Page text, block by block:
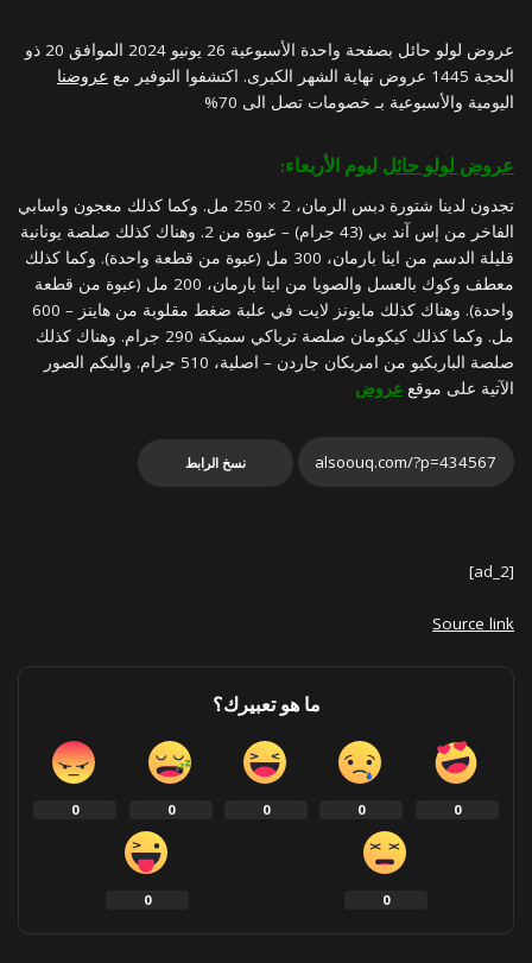
عروض لولو حائل بصفحة واحدة الأسبوعية 26 يونيو 2024 الموافق 20 ذو
الحجة 1445 عروض نهاية الشهر الكبرى. اكتشفوا التوفير مع
عروضنا
اليومية والأسبوعية بـ خصومات تصل الى 70%
عروض لولو حائل ليوم الأربعاء:
تجدون لدينا شتورة دبس الرمان، 2 × 250 مل. وكما كذلك معجون واسابي
الفاخر من إس آند بي (43 جرام) – عبوة من 2. وهناك كذلك صلصة يونانية
قليلة الدسم من اينا بارمان، 300 مل (عبوة من قطعة واحدة). وكما كذلك
معطف وكوك بالعسل والصويا من اينا بارمان، 200 مل (عبوة من قطعة
واحدة). وهناك كذلك مايونز لايت في علبة ضغط مقلوبة من هاينز – 600
مل. وكما كذلك كيكومان صلصة ترياكي سميكة 290 جرام. وهناك كذلك
صلصة الباربكيو من امريكان جاردن – اصلية، 510 جرام. واليكم الصور
الآتية على موقع عروض
نسخ الرابط
[ad_2]
Source link
ما هو تعبيرك؟
0
0
0
0
0
0
0